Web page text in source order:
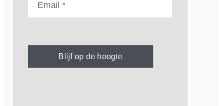
Blijf op de hoogte